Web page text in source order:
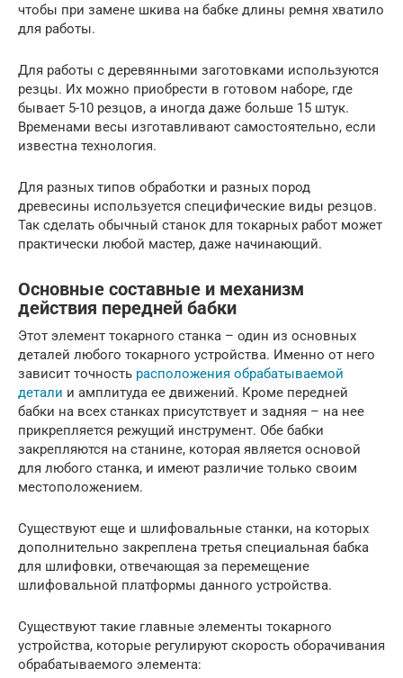
чтобы при замене шкива на бабке длины ремня хватило
для работы.
Для работы с деревянными заготовками используются
резцы. Их можно приобрести в готовом наборе, где
бывает 5-10 резцов, а иногда даже больше 15 штук.
Временами весы изготавливают самостоятельно, если
известна технология.
Для разных типов обработки и разных пород
древесины используется специфические виды резцов.
Так сделать обычный станок для токарных работ может
практически любой мастер, даже начинающий.
Основные составные и механизм
действия передней бабки
Этот элемент токарного станка – один из основных
деталей любого токарного устройства. Именно от него
зависит точность расположения обрабатываемой
детали и амплитуда ее движений. Кроме передней
бабки на всех станках присутствует и задняя – на нее
прикрепляется режущий инструмент. Обе бабки
закрепляются на станине, которая является основой
для любого станка, и имеют различие только своим
местоположением.
Существуют еще и шлифовальные станки, на которых
дополнительно закреплена третья специальная бабка
для шлифовки, отвечающая за перемещение
шлифовальной платформы данного устройства.
Существуют такие главные элементы токарного
устройства, которые регулируют скорость оборачивания
обрабатываемого элемента: